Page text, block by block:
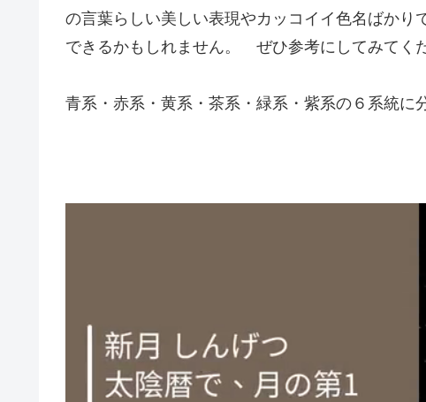
の言葉らしい美しい表現やカッコイイ色名ばかり
できるかもしれません。 ぜひ参考にしてみてく
青系・赤系・黄系・茶系・緑系・紫系の６系統に